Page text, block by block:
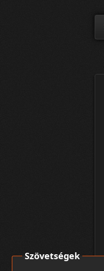
Szövetségek